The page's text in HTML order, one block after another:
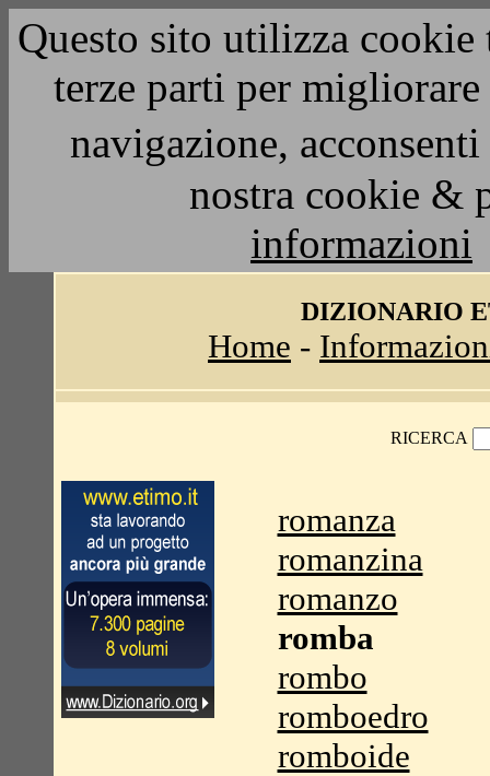
Questo sito utilizza
terze parti per
navigazione,
nostra cookie &
informazioni
DIZIONARIO
Home -
RICERCA
romanza
romanzina
romanzo
romba
rombo
romboedro
romboide